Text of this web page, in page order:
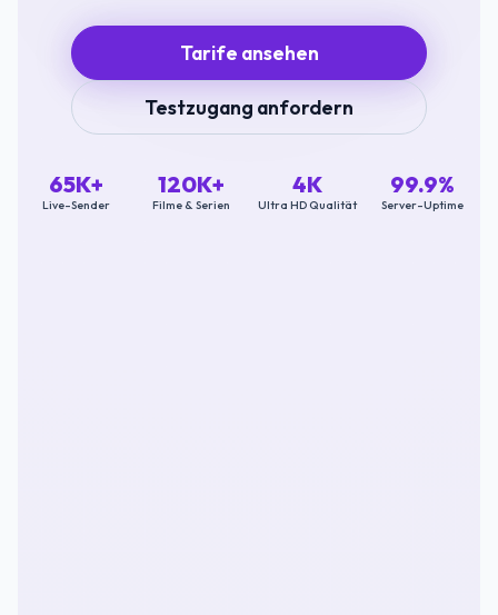
Tarife ansehen
Testzugang anfordern
65K+
Live-Sender
120K+
Filme & Serien
4K
Ultra HD Qualität
99.9%
Server-Uptime